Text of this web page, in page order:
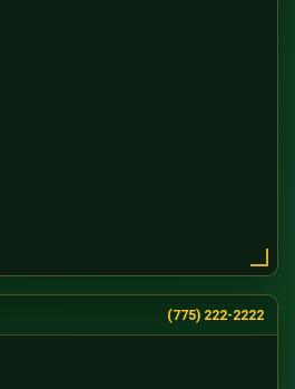
(775) 222-2222